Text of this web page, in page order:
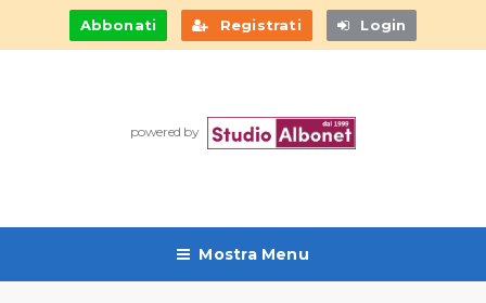
Abbonati Registrati Login
powered by
Mostra Menu